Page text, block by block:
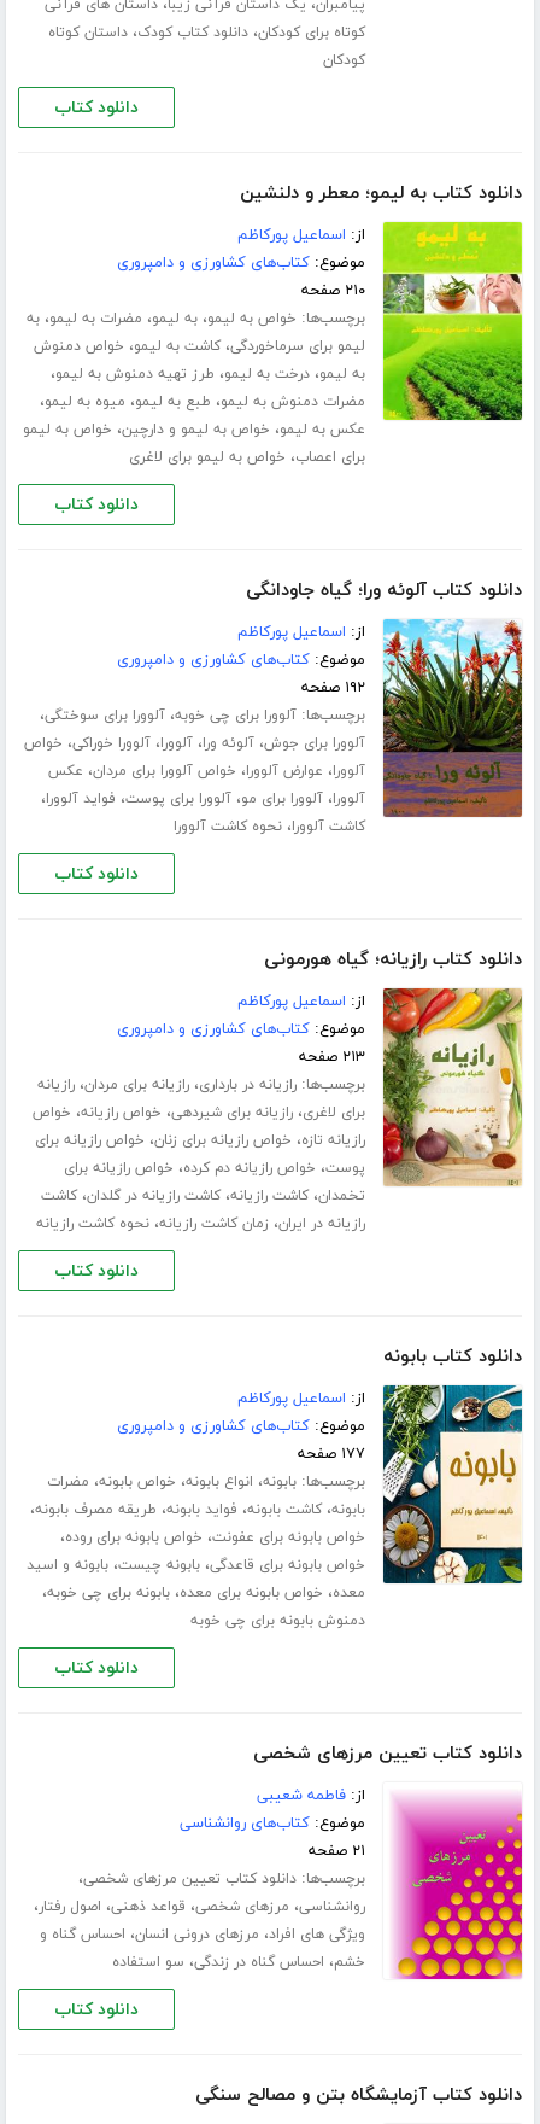
پیامبران یک داستان قرآنی زیبا داستان های قرآنی
کوتاه برای کودکان،دانلود کتاب کودک،داستان کوتاه
کودکان
دانلود کتاب
دانلود کتاب به لیمو؛ معطر و دلنشین
از: اسماعیل پورکاظم
موضوع:کتاب‌های کشاورزی و دامپروری
۲۱۰ صفحه
برچسب‌ها: خواص به لیمو،به لیمو، مضرات به لیمو،به
لیمو برای سرماخوردگی،کاشت به لیمو، خواص دمنوش
به لیمو،درخت به لیمو، طرز تهیه دمنوش به لیمو،
مضرات دمنوش به لیمو، طبع به لیمو، میوه به لیمو،
عکس به لیمو، خواص به لیمو و دارچین، خواص به لیمو
برای اعصاب، خواص به لیمو برای لاغری
دانلود کتاب
دانلود کتاب آلوئه ورا؛ گیاه جاودانگی
از: اسماعیل پورکاظم
موضوع:کتاب‌های کشاورزی و دامپروری
۱۹۲ صفحه
برچسب‌ها:آلوورا برای چی خوبه،آلوورا برای سوختگی،
آلوورا برای جوش،آلوئه ورا،آلوورا،آلوورا خوراکی، خواص
آلوورا، عوارض آلوورا، خواص آلوورا برای مردان، عکس
آلوورا،آلوورا برای مو،آلوورا برای پوست، فواید آلوورا،
کاشت آلوورا،نحوه کاشت آلوورا
دانلود کتاب
دانلود کتاب رازیانه؛ گیاه هورمونی
از: اسماعیل پورکاظم
موضوع:کتاب‌های کشاورزی و دامپروری
۲۱۳ صفحه
برچسب‌ها:رازیانه در بارداری،رازیانه برای مردان،رازیانه
برای لاغری،رازیانه برای شیردهی، خواص رازیانه، خواص
رازیانه تازه، خواص رازیانه برای زنان، خواص رازیانه برای
پوست، خواص رازیانه دم کرده، خواص رازیانه برای
تخمدان،کاشت رازیانه،کاشت رازیانه در گلدان،کاشت
رازیانه در ایران، زمان کاشت رازیانه،نحوه کاشت رازیانه
دانلود کتاب
دانلود کتاب بابونه
از: اسماعیل پورکاظم
موضوع:کتاب‌های کشاورزی و دامپروری
۱۷۷ صفحه
برچسب‌ها:بابونه، انواع بابونه، خواص بابونه، مضرات
بابونه،کاشت بابونه، فواید بابونه، طریقه مصرف بابونه،
خواص بابونه برای عفونت، خواص بابونه برای روده،
خواص بابونه برای قاعدگی،بابونه چیست،بابونه و اسید
معده، خواص بابونه برای معده،بابونه برای چی خوبه،
دمنوش بابونه برای چی خوبه
دانلود کتاب
دانلود کتاب تعیین مرزهای شخصی
از:فاطمه شعیبی
موضوع:کتاب‌های روانشناسی
۲۱ صفحه
برچسب‌ها:دانلود کتاب تعیین مرزهای شخصی،
روانشناسی، مرزهای شخصی، قواعد ذهنی، اصول رفتار،
ویژگی‌ های افراد، مرزهای درونی انسان، احساس گناه و
خشم، احساس گناه در زندگی، سو استفاده
دانلود کتاب
دانلود کتاب آزمایشگاه بتن و مصالح سنگی